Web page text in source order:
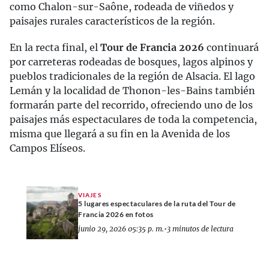
como Chalon-sur-Saône, rodeada de viñedos y
paisajes rurales característicos de la región.
En la recta final, el Tour de Francia 2026 continuará
por carreteras rodeadas de bosques, lagos alpinos y
pueblos tradicionales de la región de Alsacia. El lago
Lemán y la localidad de Thonon-les-Bains también
formarán parte del recorrido, ofreciendo uno de los
paisajes más espectaculares de toda la competencia,
misma que llegará a su fin en la Avenida de los
Campos Elíseos.
VIAJES
5 lugares espectaculares de la ruta del Tour de
Francia 2026 en fotos
junio 29, 2026 05:35 p. m.•3 minutos de lectura